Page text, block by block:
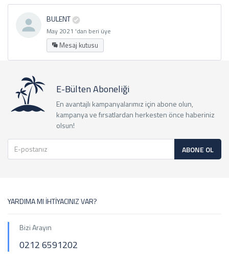
BULENT
May 2021 'dan beri üye
Mesaj kutusu
E-Bülten Aboneliği
En avantajlı kampanyalarımız için abone olun,
kampanya ve fırsatlardan herkesten önce haberiniz
olsun!
ABONE OL
YARDIMA MI İHTİYACINIZ VAR?
Bizi Arayın
0212 6591202